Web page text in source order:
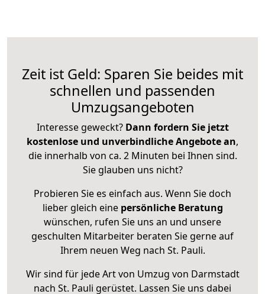
Zeit ist Geld: Sparen Sie beides mit
schnellen und passenden
Umzugsangeboten
Interesse geweckt? Dann fordern Sie jetzt
kostenlose und unverbindliche Angebote an,
die innerhalb von ca. 2 Minuten bei Ihnen sind.
Sie glauben uns nicht?
Probieren Sie es einfach aus. Wenn Sie doch
lieber gleich eine persönliche Beratung
wünschen, rufen Sie uns an und unsere
geschulten Mitarbeiter beraten Sie gerne auf
Ihrem neuen Weg nach St. Pauli.
Wir sind für jede Art von Umzug von Darmstadt
nach St. Pauli gerüstet. Lassen Sie uns dabei